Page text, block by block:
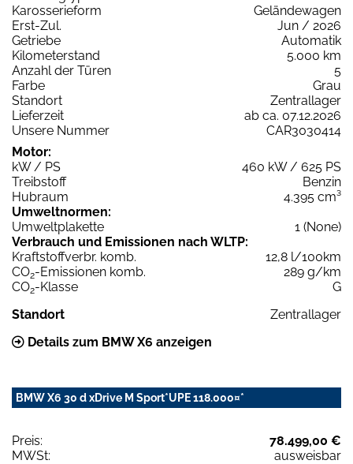
Karosserieform
Geländewagen
Erst-Zul.
Jun / 2026
Getriebe
Automatik
Kilometerstand
5.000 km
Anzahl der Türen
5
Farbe
Grau
Standort
Zentrallager
Lieferzeit
ab ca. 07.12.2026
Unsere Nummer
CAR3030414
Motor:
kW / PS
460 kW / 625 PS
Treibstoff
Benzin
Hubraum
4.395 cm³
Umweltnormen:
Umweltplakette
1 (None)
Verbrauch und Emissionen nach WLTP:
Kraftstoffverbr. komb.
12,8 l/100km
CO2-Emissionen komb.
289 g/km
CO2-Klasse
G
Standort
Zentrallager
Details zum BMW X6 anzeigen
BMW X6 30 d xDrive M Sport*UPE 118.000¤*
Preis:
78.499,00 €
MWSt:
ausweisbar